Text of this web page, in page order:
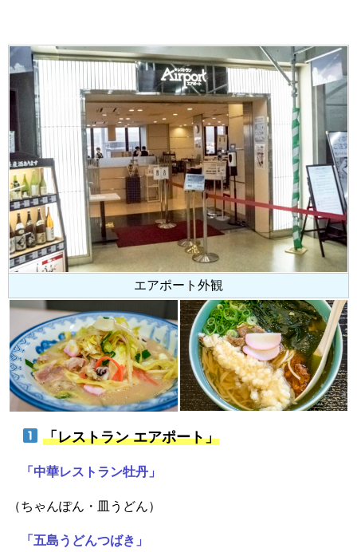
エアポート外観
「レストラン エアポート」
「中華レストラン牡丹」
（ちゃんぽん・皿うどん）
「五島うどんつばき」